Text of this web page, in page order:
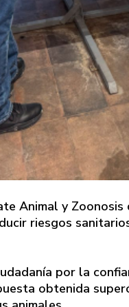
Animal y
riesgos
por la
obtenida